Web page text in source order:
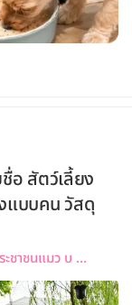
อ สัตว์เลี้ยง
แบบคน วัสดุ
ชาชนแมว บ ...